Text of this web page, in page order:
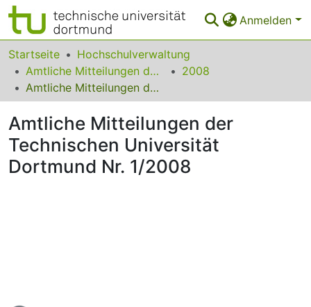
Anmelden
Bereiche & Sammlungen
Das gesamte Repositorium
FAQ
Leitlinien
Startseite
Hochschulverwaltung
Amtliche Mitteilungen der Technischen Universität Dortmund
2008
Amtliche Mitteilungen der Technischen Universität Dortmund Nr. 1/2008
Amtliche Mitteilungen der
Technischen Universität
Dortmund Nr. 1/2008